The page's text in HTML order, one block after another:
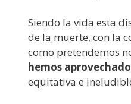
Siendo la vida esta
de la muerte, con la
como pretendemos
hemos
equitativa e